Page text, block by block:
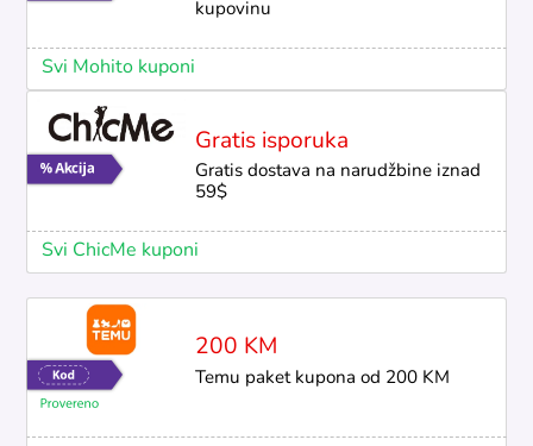
kupovinu
Svi Mohito kuponi
Gratis isporuka
Gratis dostava na narudžbine iznad
59$
Svi ChicMe kuponi
200 KM
Temu paket kupona od 200 KM